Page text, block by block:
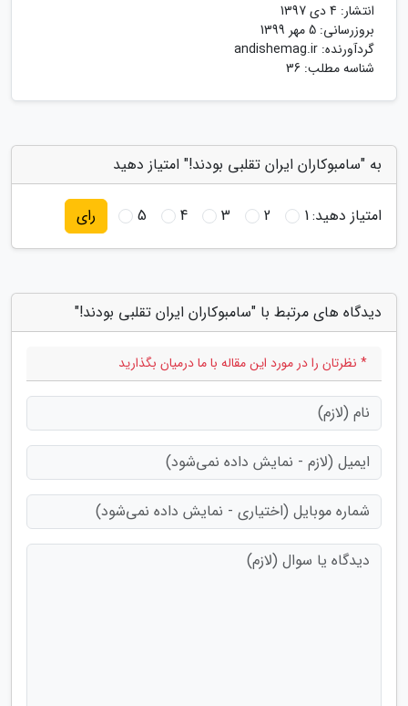
انتشار: 4 دی 1397
بروزرسانی: 5 مهر 1399
گردآورنده: andishemag.ir
شناسه مطلب: 36
به "سامبوکاران ایران تقلبی بودند!" امتیاز دهید
امتیاز دهید:1
2
3
4
5 رای
دیدگاه های مرتبط با "سامبوکاران ایران تقلبی بودند!"
* نظرتان را در مورد این مقاله با ما درمیان بگذارید